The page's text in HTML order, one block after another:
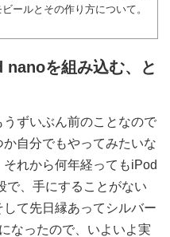
ールとその作り方について。
nanoを組み込む、と
ずいぶん前のことなので
自分でもやってみたいな
れから何年経ってもiPod
で、手にすることがない
て先日縁あってシルバー
なったので、いよいよ実